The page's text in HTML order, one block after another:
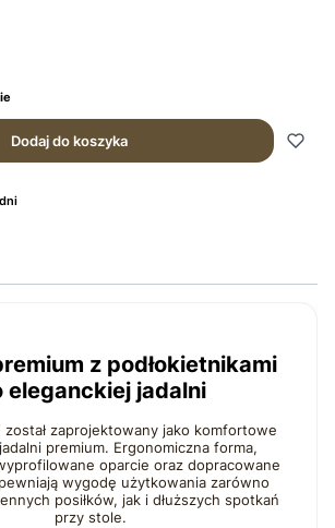
Dodaj do koszyka
z podłokietnikami
eleganckiej jadalni
został zaprojektowany jako komfortowe
premium. Ergonomiczna forma,
oparcie oraz dopracowane
wygodę użytkowania zarówno
posiłków, jak i dłuższych spotkań
przy stole.